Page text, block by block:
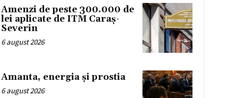
Amenzi de peste 300.000 de
lei aplicate de ITM Caraș-
Severin
6 august 2026
Amanta, energia și prostia
6 august 2026